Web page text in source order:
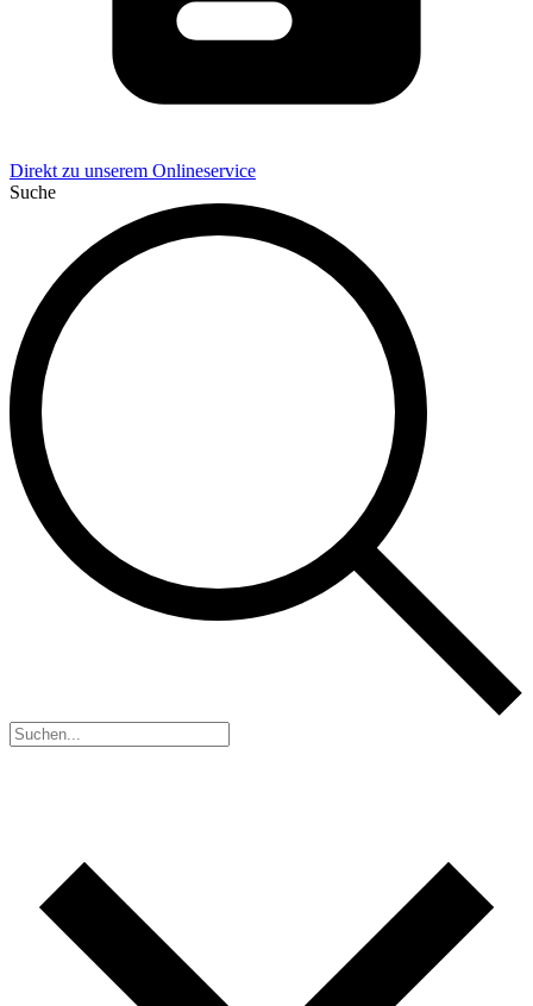
Direkt zu unserem Onlineservice
Suche